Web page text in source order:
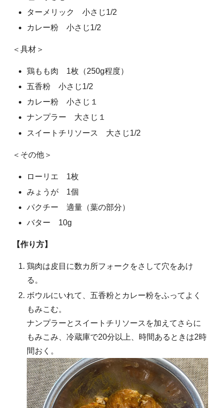
ターメリック 小さじ1/2
カレー粉 小さじ1/2
＜具材＞
鶏もも肉 1枚（250g程度）
五香粉 小さじ1/2
カレー粉 小さじ１
ナンプラー 大さじ１
スイートチリソース 大さじ1/2
＜その他＞
ローリエ 1枚
みょうが 1個
パクチー 適量（葉の部分）
バター 10g
【作り方】
鶏肉は皮目に数カ所フォークをさして穴をあけ
る。
ボウルにいれて、五香粉とカレー粉をふってよく
もみこむ。
ナンプラーとスイートチリソースを加えてさらに
もみこみ、冷蔵庫で20分以上、時間あるときは2時
間おく。